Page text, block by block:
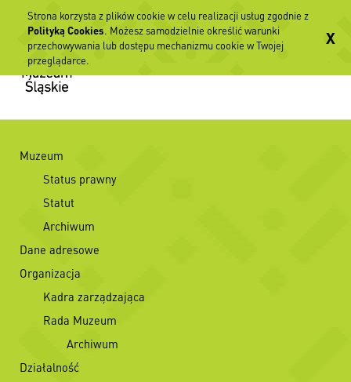
Muzeum
Status prawny
Statut
Archiwum
Dane adresowe
Organizacja
Kadra zarządzająca
Rada Muzeum
Archiwum
Działalność
Strona korzysta z plików cookie w celu realizacji usług zgodnie z
Polityką Cookies. Możesz samodzielnie określić warunki
przechowywania lub dostępu mechanizmu cookie w Twojej
przeglądarce.
X